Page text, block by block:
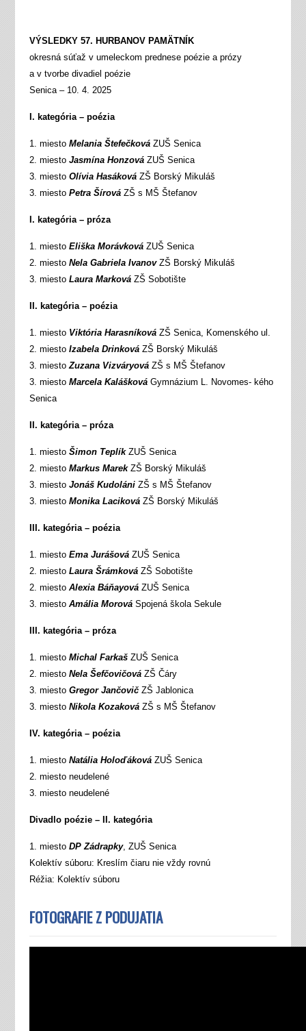
VÝSLEDKY 57. HURBANOV PAMÄTNÍK
okresná súťaž v umeleckom prednese poézie a prózy
a v tvorbe divadiel poézie
Senica – 10. 4. 2025
I. kategória – poézia
1. miesto Melania ŠtefečkováZUŠ Senica
2. miestoJasmína Honzová ZUŠ Senica
3. miesto Olívia HasákováZŠ Borský Mikuláš
3. miestoPetra ŠírováZŠ s MŠ Štefanov
I. kategória – próza
1. miesto Eliška MorávkováZUŠ Senica
2. miestoNela Gabriela IvanovZŠ Borský Mikuláš
3. miesto Laura MarkováZŠ Sobotište
II. kategória – poézia
1. miesto Viktória HarasníkováZŠ Senica, Komenského ul.
2. miesto Izabela DrinkováZŠ Borský Mikuláš
3. miestoZuzana VizváryováZŠ s MŠ Štefanov
3. miestoMarcela KaláškováGymnázium L. Novomes- kého
Senica
II. kategória – próza
1. miesto Šimon TeplíkZUŠ Senica
2. miesto Markus MarekZŠ Borský Mikuláš
3. miesto Jonáš KudolániZŠ s MŠ Štefanov
3. miesto Monika LacikováZŠ Borský Mikuláš
III. kategória – poézia
1. miestoEma Jurášová ZUŠ Senica
2. miesto Laura ŠrámkováZŠ Sobotište
2. miesto Alexia BáňayováZUŠ Senica
3. miesto Amália Morová Spojená škola Sekule
III. kategória – próza
1. miesto Michal FarkašZUŠ Senica
2. miesto Nela ŠefčovičováZŠ Čáry
3. miesto Gregor JančovičZŠ Jablonica
3. miesto Nikola KozakováZŠ s MŠ Štefanov
IV. kategória – poézia
1. miesto Natália HoloďákováZUŠ Senica
2. miesto neudelené
3. miesto neudelené
Divadlo poézie – II. kategória
1. miestoDP Zádrapky, ZUŠ Senica
Kolektív súboru: Kreslím čiaru nie vždy rovnú
Réžia: Kolektív súboru
FOTOGRAFIE Z PODUJATIA